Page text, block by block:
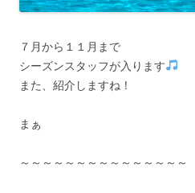
７月から１１月まで
シーズンスタッフが入ります
また、紹介しますね！
まぁ
～～～～～～～～～～～～～～～